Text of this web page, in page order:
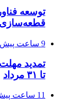
توسعه
9 ساعت پیش
تا ۳۱ مرداد
11 ساعت پیش